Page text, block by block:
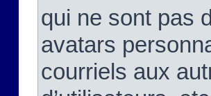
qui ne sont pas
avatars
courriels aux